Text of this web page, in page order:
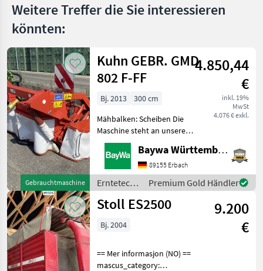
Alle 35
anzeigen
MARKTPLATZ
Marktplatz Händlerangebote Kleinanzeigen
Weitere Treffer die Sie interessieren
könnten:
Gebrauchtmaschine
Kuhn GEBR. GMD
802 F-FF
4.850,44
€
inkl. 19%
MwSt
4.076 € exkl.
Bj. 2013
300 cm
Mähbalken: Scheiben Die
Maschine steht an unserem
BayWa-Standort in DE-
88214 Ravensburg.Gerne
steht Ihnen Herr Schmid
unter Tel.: 0151 1610 3978
für Ihre Anfrage zur
Baywa Württemberg
89155 Erbach
Erntetechnik
Grünland /
Kuhn
Premium Gold Händler
Stoll ES2500
9.200
€
Bj. 2004
== Mer informasjon (NO) ==
mascus_category: